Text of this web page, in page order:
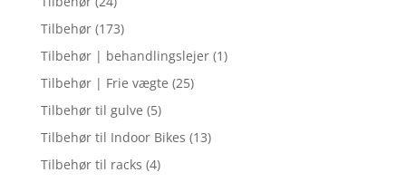
Tilbehør (173)
Tilbehør | behandlingslejer (1)
Tilbehør | Frie vægte (25)
Tilbehør til gulve (5)
Tilbehør til Indoor Bikes (13)
Tilbehør til racks (4)